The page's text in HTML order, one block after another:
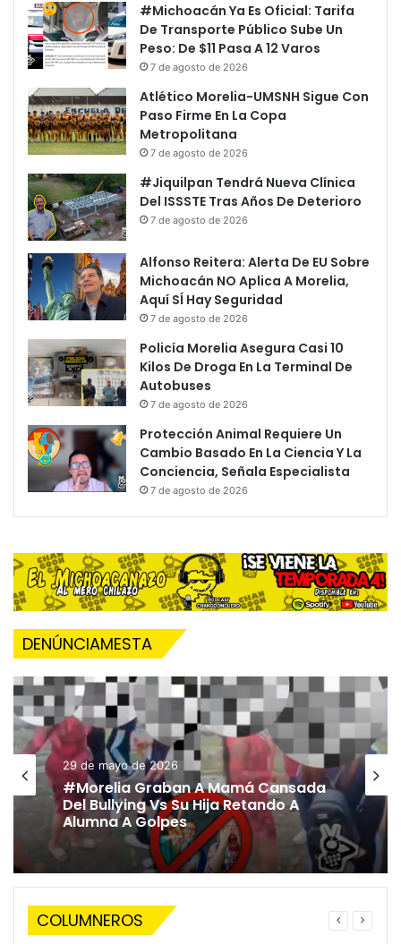
#Michoacán Ya Es Oficial: Tarifa
De Transporte Público Sube Un
Peso: De $11 Pasa A 12 Varos
7 de agosto de 2026
Atlético Morelia-UMSNH Sigue Con
Paso Firme En La Copa
Metropolitana
7 de agosto de 2026
#Jiquilpan Tendrá Nueva Clínica
Del ISSSTE Tras Años De Deterioro
7 de agosto de 2026
Alfonso Reitera: Alerta De EU Sobre
Michoacán NO Aplica A Morelia,
Aquí SÍ Hay Seguridad
7 de agosto de 2026
Policía Morelia Asegura Casi 10
Kilos De Droga En La Terminal De
Autobuses
7 de agosto de 2026
Protección Animal Requiere Un
Cambio Basado En La Ciencia Y La
Conciencia, Señala Especialista
7 de agosto de 2026
DENÚNCIAMESTA
29 de mayo de 2026
#Morelia Graban A Mamá Cansada
Del Bullying Vs Su Hija Retando A
Alumna A Golpes
COLUMNEROS